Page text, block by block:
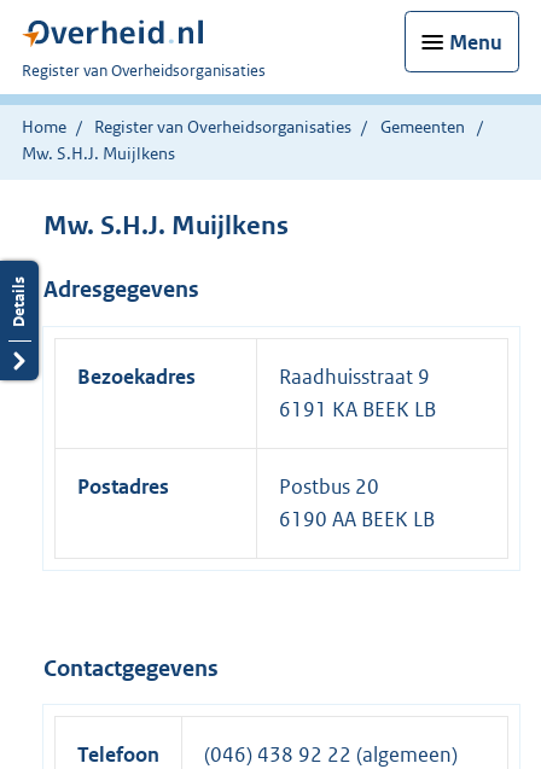
Menu
U
bent
nu
hier:
Register van Overheidsorganisaties
Home Register van Overheidsorganisaties
Gemeenten
Mw. S.H.J. Muijlkens
Mw. S.H.J. Muijlkens
Adresgegevens
Bezoekadres
Raadhuisstraat 9
6191 KA BEEK LB
Postadres
Postbus 20
6190 AA BEEK LB
Contactgegevens
Telefoon (046) 438 92 22 (algemeen)